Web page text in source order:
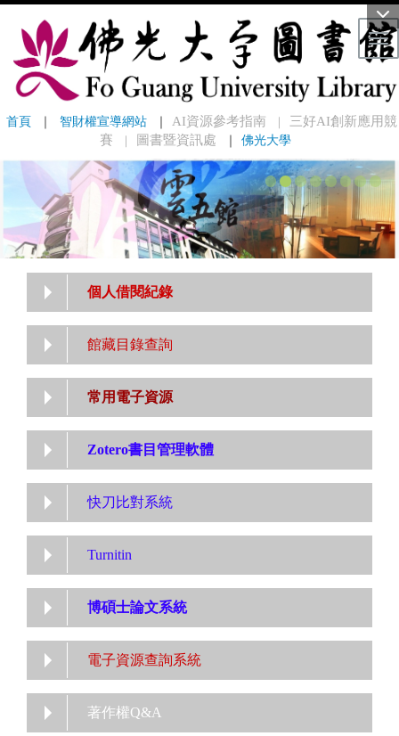
首頁 ｜ 智財權宣導網站 ｜ AI資源參考指南 ｜
三好AI創新應用競
賽
｜ 圖書暨資訊處 ｜ 佛光大學
個人借閱紀錄
館藏目錄查詢
常用電子資源
Zotero書目管理軟體
快刀比對系統
Turnitin
博碩士論文系統
電子資源查詢系統
著作權Q&A